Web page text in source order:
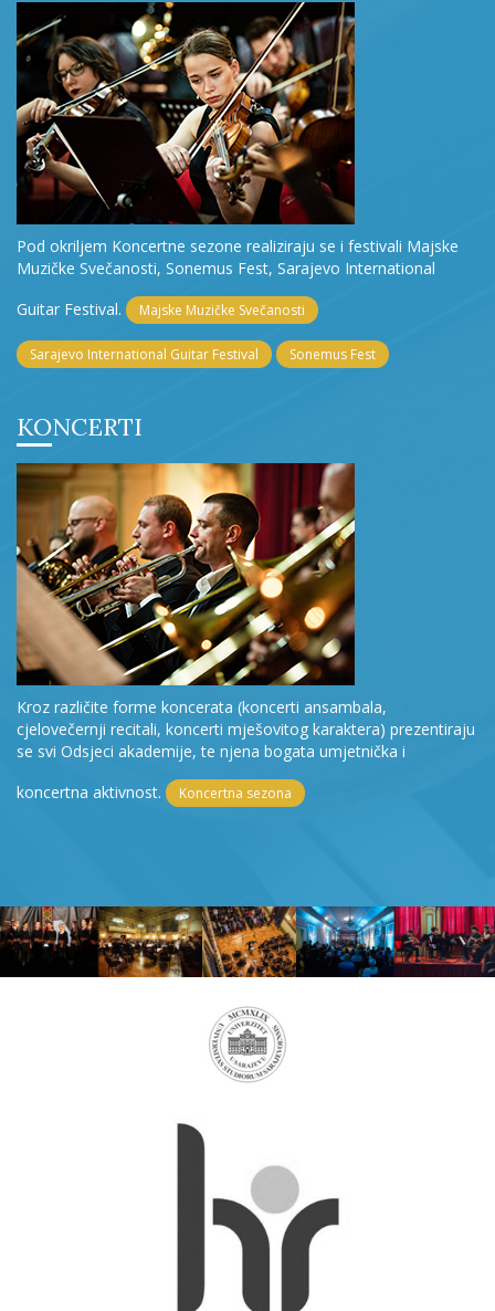
Pod okriljem Koncertne sezone realiziraju se i festivali Majske
Muzičke Svečanosti, Sonemus Fest, Sarajevo International
Guitar Festival.
Majske Muzičke Svečanosti
Sarajevo International Guitar Festival Sonemus Fest
KONCERTI
Kroz različite forme koncerata (koncerti ansambala,
cjelovečernji recitali, koncerti mješovitog karaktera) prezentiraju
se svi Odsjeci akademije, te njena bogata umjetnička i
koncertna aktivnost.
Koncertna sezona